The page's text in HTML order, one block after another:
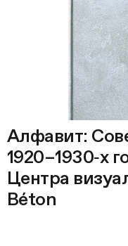
Алфавит:
1920–1930‑х
Центра
Béton